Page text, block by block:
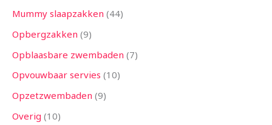
Mummy slaapzakken 44
Opbergzakken 9
Opblaasbare zwembaden 7
Opvouwbaar servies 10
Opzetzwembaden 9
Overig 10